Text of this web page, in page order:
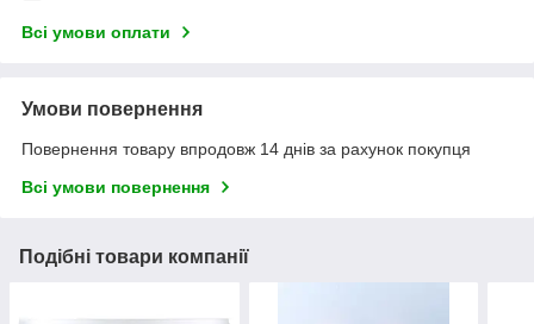
Всі умови оплати
Умови повернення
Повернення товару впродовж 14 днів за рахунок покупця
Всі умови повернення
Подібні товари компанії